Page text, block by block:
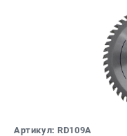
Артикул: RD109A